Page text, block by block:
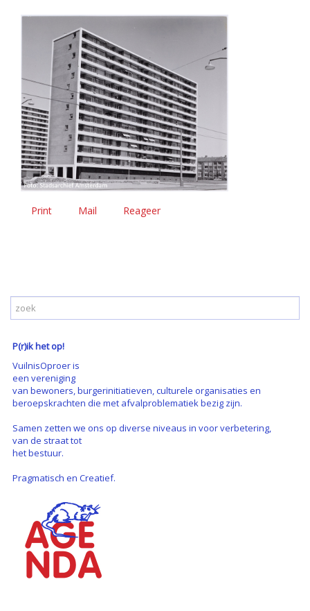
Print Mail Reageer
P(r)ik het op!
VuilnisOproer is
een vereniging
van bewoners, burgerinitiatieven, culturele organisaties en
beroepskrachten die met afvalproblematiek bezig zijn.
Samen zetten we ons op diverse niveaus in voor verbetering,
van de straat tot
het bestuur.
Pragmatisch en Creatief.